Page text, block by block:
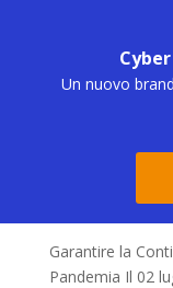
Un nuovo
m.baciucco|
Garantire la
Pandemia Il 02